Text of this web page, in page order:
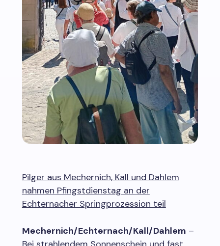
Pilger aus Mechernich, Kall und Dahlem
nahmen Pfingstdienstag an der
Echternacher Springprozession teil
Mechernich/Echternach/Kall/Dahlem –